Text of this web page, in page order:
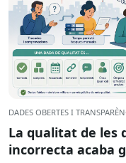
DADES OBERTES I
La qualitat de les
incorrecta acaba